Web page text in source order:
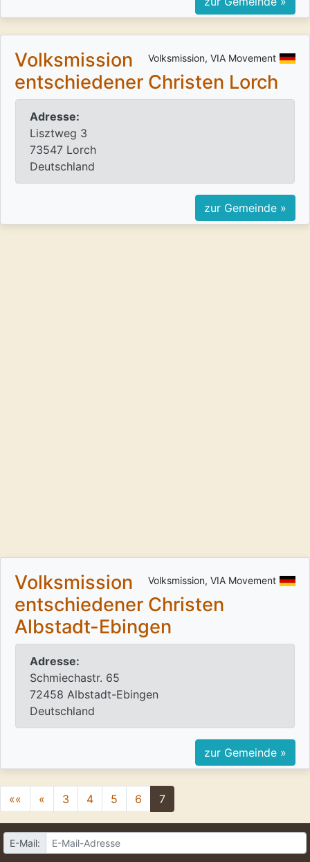
Volksmission, VIA Movement
Volksmission
entschiedener Christen Lorch
Adresse:
Lisztweg 3
73547 Lorch
Deutschland
zur Gemeinde »
Volksmission, VIA Movement
Volksmission
entschiedener Christen
Albstadt-Ebingen
Adresse:
Schmiechastr. 65
72458 Albstadt-Ebingen
Deutschland
zur Gemeinde »
«« « 3 4 5 6 7
E-Mail: